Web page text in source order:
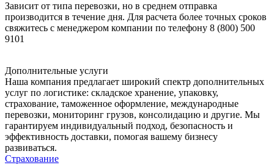
Зависит от типа перевозки, но в среднем отправка
производится в течение дня. Для расчета более точных сроков
свяжитесь с менеджером компании по телефону 8 (800) 500
9101
Дополнительные услуги
Наша компания предлагает широкий спектр дополнительных
услуг по логистике: складское хранение, упаковку,
страхование, таможенное оформление, международные
перевозки, мониторинг грузов, консолидацию и другие. Мы
гарантируем индивидуальный подход, безопасность и
эффективность доставки, помогая вашему бизнесу
развиваться.
Страхование